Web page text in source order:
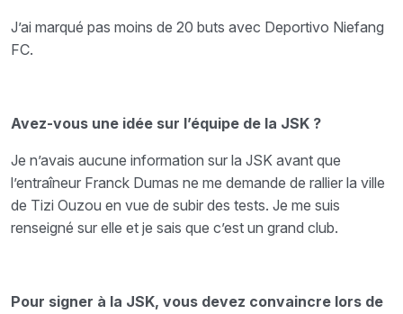
J’ai marqué pas moins de 20 buts avec Deportivo Niefang
FC.
Avez-vous une idée sur l’équipe de la JSK ?
Je n’avais aucune information sur la JSK avant que
l’entraîneur Franck Dumas ne me demande de rallier la ville
de Tizi Ouzou en vue de subir des tests. Je me suis
renseigné sur elle et je sais que c’est un grand club.
Pour signer à la JSK, vous devez convaincre lors de